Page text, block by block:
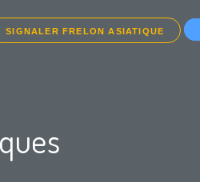
SIGNALER FRELON ASIATIQUE